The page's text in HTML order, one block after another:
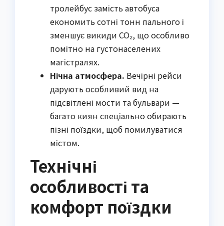
тролейбус замість автобуса
економить сотні тонн пального і
зменшує викиди СО₂, що особливо
помітно на густонаселених
магістралях.
Нічна атмосфера. Вечірні рейси
дарують особливий вид на
підсвітлені мости та бульвари —
багато киян спеціально обирають
пізні поїздки, щоб помилуватися
містом.
Технічні
особливості та
комфорт поїздки